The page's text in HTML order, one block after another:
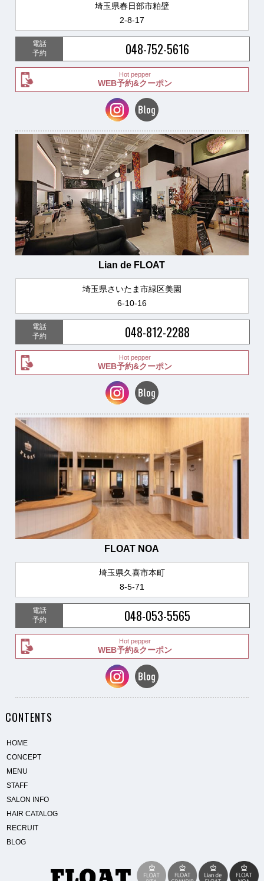
埼玉県春日部市粕壁
2-8-17
電話
予約
048-752-5616
Hot pepper
WEB予約&クーポン
Lian de FLOAT
埼玉県さいたま市緑区美園
6-10-16
電話
予約
048-812-2288
Hot pepper
WEB予約&クーポン
FLOAT NOA
埼玉県久喜市本町
8-5-71
電話
予約
048-053-5565
Hot pepper
WEB予約&クーポン
CONTENTS
HOME
CONCEPT
MENU
STAFF
SALON INFO
HAIR CATALOG
RECRUIT
BLOG